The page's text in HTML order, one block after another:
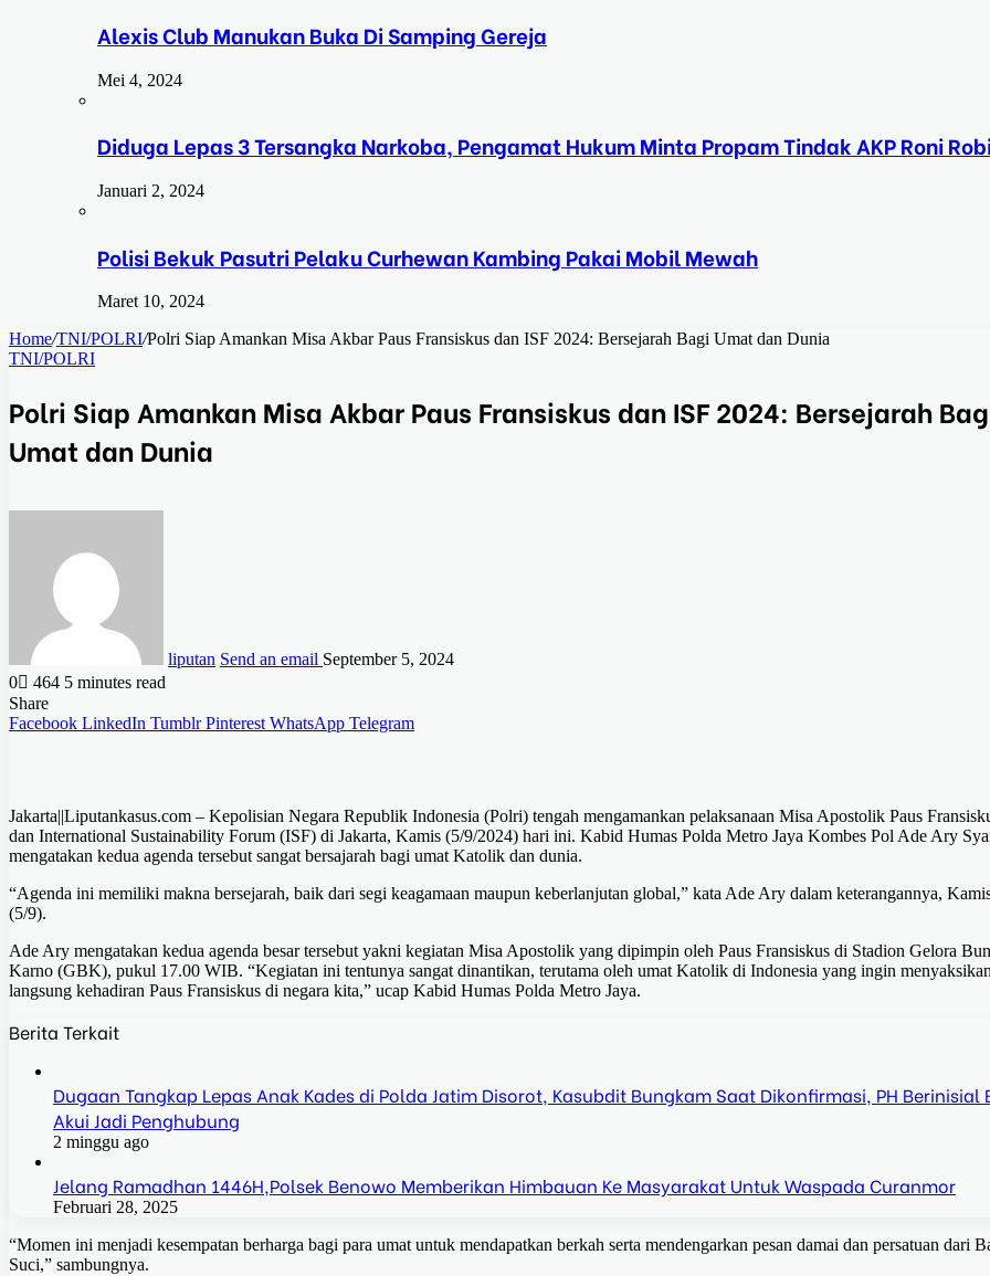
Alexis Club Manukan Buka Di Samping Gereja
Mei 4, 2024
Diduga Lepas 3 Tersangka Narkoba, Pengamat Hukum Minta Propam Tindak AKP Roni
Januari 2, 2024
Polisi Bekuk Pasutri Pelaku Curhewan Kambing Pakai Mobil Mewah
Maret 10, 2024
Home/TNI/POLRI/Polri Siap Amankan Misa Akbar Paus Fransiskus dan ISF 2024: Bersejarah Bagi Umat dan Dunia
TNI/POLRI
Polri Siap Amankan Misa Akbar Paus Fransiskus dan ISF 2024: Bersejarah
Umat dan Dunia
liputan Send an email September 5, 2024
0
464 5 minutes read
Share
Facebook LinkedIn Tumblr Pinterest WhatsApp Telegram
Jakarta||Liputankasus.com – Kepolisian Negara Republik Indonesia (Polri) tengah mengamankan pelaksanaan Misa Apostolik Paus
dan International Sustainability Forum (ISF) di Jakarta, Kamis (5/9/2024) hari ini. Kabid Humas Polda Metro Jaya Kombes Pol Ade Ary
mengatakan kedua agenda tersebut sangat bersajarah bagi umat Katolik dan dunia.
“Agenda ini memiliki makna bersejarah, baik dari segi keagamaan maupun keberlanjutan global,” kata Ade Ary dalam keterangannya,
(5/9).
Ade Ary mengatakan kedua agenda besar tersebut yakni kegiatan Misa Apostolik yang dipimpin oleh Paus Fransiskus di Stadion Gelora
Karno (GBK), pukul 17.00 WIB. “Kegiatan ini tentunya sangat dinantikan, terutama oleh umat Katolik di Indonesia yang ingin
langsung kehadiran Paus Fransiskus di negara kita,” ucap Kabid Humas Polda Metro Jaya.
Berita Terkait
Dugaan Tangkap Lepas Anak Kades di Polda Jatim Disorot, Kasubdit Bungkam Saat Dikonfirmasi, PH Berinisial
Akui Jadi Penghubung
2 minggu ago
Jelang Ramadhan 1446H,Polsek Benowo Memberikan Himbauan Ke Masyarakat Untuk Waspada Curanmor
Februari 28, 2025
“Momen ini menjadi kesempatan berharga bagi para umat untuk mendapatkan berkah serta mendengarkan pesan damai dan persatuan dari
Suci,” sambungnya.